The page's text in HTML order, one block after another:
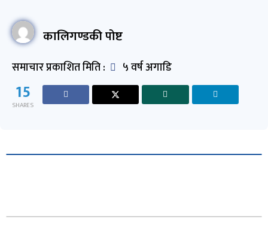
कालिगण्डकी पोष्ट
समाचार प्रकाशित मिति : ५ वर्ष अगाडि
15
SHARES